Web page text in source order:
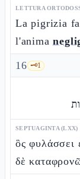
LETTURA
La pigrizia
l'anima
16 🗝️1
SEPTUAGINTA (LXX)
ὃς φυλάσσει
δὲ